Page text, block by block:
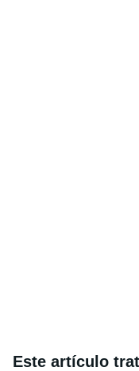
Este artículo